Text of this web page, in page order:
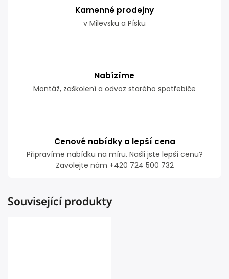
Kamenné prodejny
v Milevsku a Písku
Nabízíme
Montáž, zaškolení a odvoz starého spotřebiče
Cenové nabídky a lepší cena
Připravíme nabídku na míru. Našli jste lepší cenu?
Zavolejte nám +420 724 500 732
Související produkty